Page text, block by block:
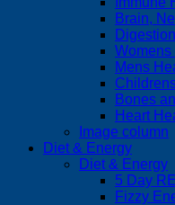
Brain,
Womens
Mens
Bones
Heart
Image column
Diet & Energy
Diet & Energy
5 Day
Fizzy